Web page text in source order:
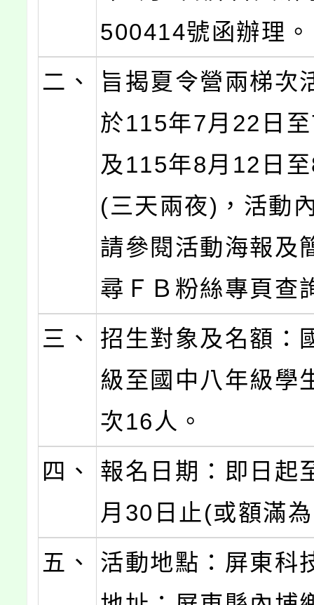
500414號函辦理。
二、
旨揭夏令營兩梯次
於115年7月22日
及115年8月12日
(三天兩夜)，活動
請參閱活動海報及
尋ＦＢ粉絲專頁查
三、
招生對象及名額：
級至國中八年級學
次16人。
四、
報名日期：即日起
月30日止(或額滿
五、
活動地點：屏東科